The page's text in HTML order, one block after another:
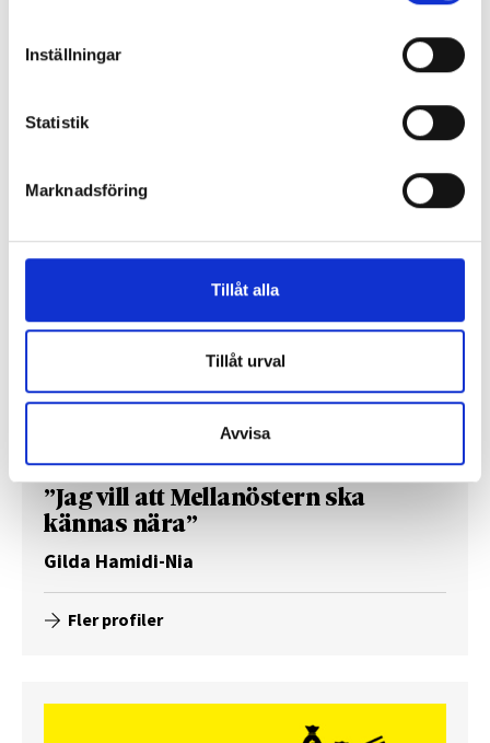
Inställningar
Statistik
Marknadsföring
Tillåt alla
Tillåt urval
Avvisa
”Jag vill att Mellanöstern ska
kännas nära”
Gilda Hamidi-Nia
Fler profiler